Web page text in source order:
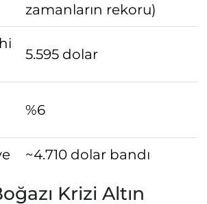
zamanların rekoru)
5.595 dolar
%6
~4.710 dolar bandı
Krizi Altın